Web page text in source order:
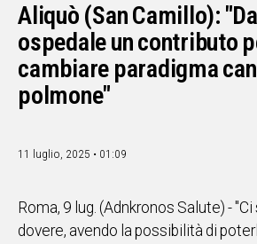
SASSARI
NUORO
ORISTANO
SULCIS
GALLURA
MEDIO
ALTRE
NOTIZIE
Aliquò (San Camillo):
ospedale un contributo
cambiare paradigma
polmone"
11 luglio, 2025 • 01:09
Roma, 9 lug. (Adnkronos Salute) -
dovere, avendo la possibilità di